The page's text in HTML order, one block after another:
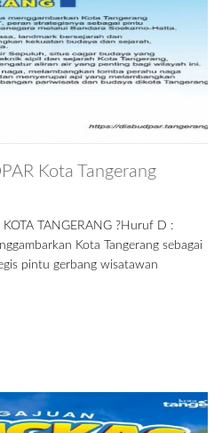
Kota Tangerang
TANGERANG ?Huruf D :
Kota Tangerang sebagai
pintu gerbang wisatawan